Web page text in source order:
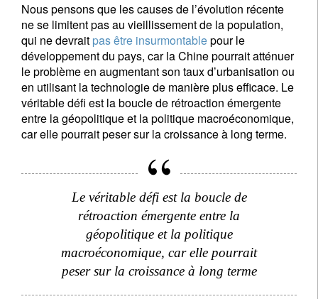
Nous pensons que les causes de l’évolution récente
ne se limitent pas au vieillissement de la population,
qui ne devrait pas être insurmontablepour le
développement du pays, car la Chine pourrait atténuer
le problème en augmentant son taux d’urbanisation ou
en utilisant la technologie de manière plus efficace. Le
véritable défi est la boucle de rétroaction émergente
entre la géopolitique et la politique macroéconomique,
car elle pourrait peser sur la croissance à long terme.
Le véritable défi est la boucle de
rétroaction émergente entre la
géopolitique et la politique
macroéconomique, car elle pourrait
peser sur la croissance à long terme